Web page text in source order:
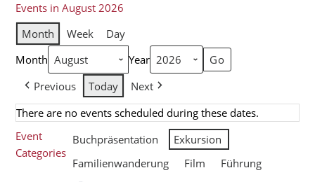
Events in August 2026
Month
Week
Day
Month
Year
Previous
Today
Next
There are no events scheduled during these dates.
Event
Categories
Buchpräsentation
Exkursion
Familienwanderung
Film
Führung